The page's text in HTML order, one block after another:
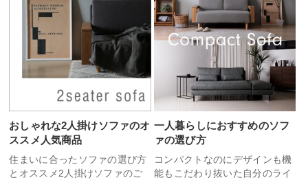
おしゃれな2人掛けソファのオ
ススメ人気商品
住まいに合ったソファの選び方
とオススメ2人掛けソファのご
一人暮らしにおすすめのソフ
ァの選び方
コンパクトなのにデザインも機
能もこだわり抜いた自分のライ